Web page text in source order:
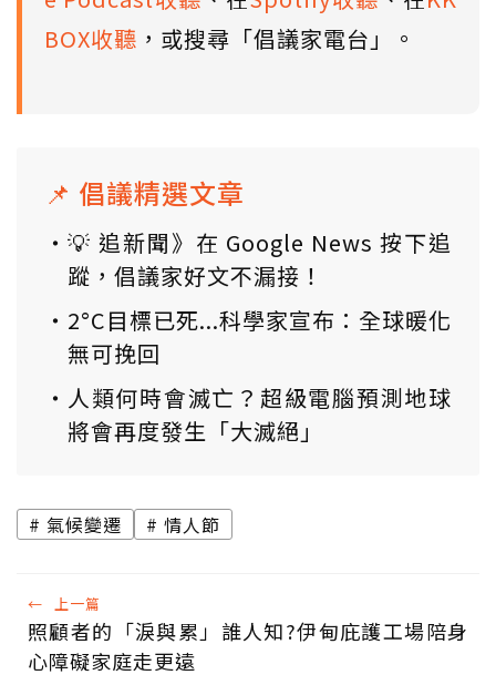
BOX收聽 ，或搜尋「倡議家電台」。
📌 倡議精選文章
💡 追新聞》在 Google News 按下追
蹤，倡議家好文不漏接！
2°C目標已死...科學家宣布：全球暖化
無可挽回
人類何時會滅亡？超級電腦預測地球
將會再度發生「大滅絕」
氣候變遷 情人節
← 上一篇
照顧者的「淚與累」誰人知?伊甸庇護工場陪身
心障礙家庭走更遠